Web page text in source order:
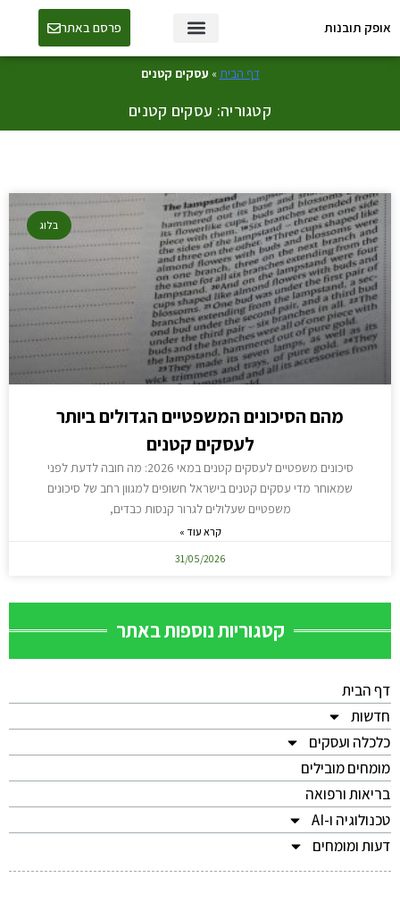
אופק תובנות פרסם באתר
דף הבית» עסקים קטנים
קטגוריה: עסקים קטנים
בלוג
מהם הסיכונים המשפטיים הגדולים ביותר
לעסקים קטנים
סיכונים משפטיים לעסקים קטנים במאי 2026: מה חובה לדעת לפני
שמאוחר מדי עסקים קטנים בישראל חשופים למגוון רחב של סיכונים
משפטיים שעלולים לגרור קנסות כבדים,
קרא עוד »
31/05/2026
קטגוריות נוספות באתר
דף הבית
חדשות
כלכלה ועסקים
מומחים מובילים
בריאות ורפואה
טכנולוגיה ו-AI
דעות ומומחים